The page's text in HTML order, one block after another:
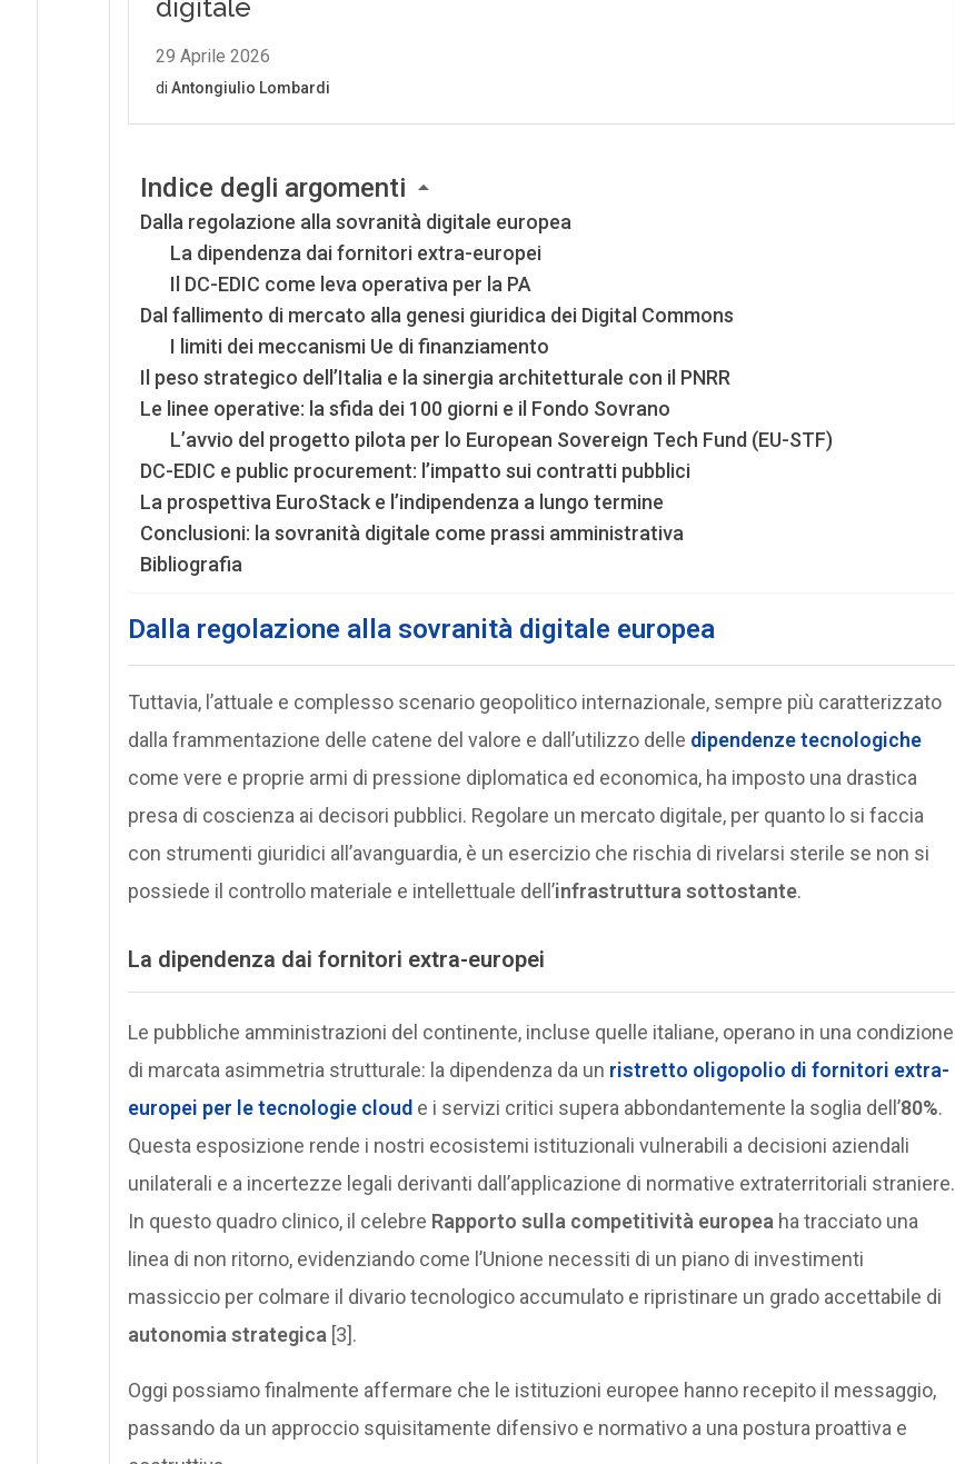
Indice degli argomenti
Dalla regolazione alla sovranità digitale europea
La dipendenza dai fornitori extra-europei
Il DC-EDIC come leva operativa per la PA
Dal fallimento di mercato alla genesi giuridica dei Digital Commons
I limiti dei meccanismi Ue di finanziamento
Il peso strategico dell’Italia e la sinergia architetturale con il PNRR
Le linee operative: la sfida dei 100 giorni e il Fondo Sovrano
L’avvio del progetto pilota per lo European Sovereign Tech Fund (EU-STF)
DC-EDIC e public procurement: l’impatto sui contratti pubblici
La prospettiva EuroStack e l’indipendenza a lungo termine
Conclusioni: la sovranità digitale come prassi amministrativa
Bibliografia
Dalla regolazione alla sovranità digitale europea
Tuttavia, l’attuale e complesso scenario geopolitico internazionale, sempre più caratterizzato
dalla frammentazione delle catene del valore e dall’utilizzo delle dipendenze tecnologiche
come vere e proprie armi di pressione diplomatica ed economica, ha imposto una drastica
presa di coscienza ai decisori pubblici. Regolare un mercato digitale, per quanto lo si faccia
con strumenti giuridici all’avanguardia, è un esercizio che rischia di rivelarsi sterile se non si
possiede il controllo materiale e intellettuale dell’infrastruttura sottostante.
La dipendenza dai fornitori extra-europei
Le pubbliche amministrazioni del continente, incluse quelle italiane, operano in una condizione
di marcata asimmetria strutturale: la dipendenza da un ristretto oligopolio di fornitori extra-
europei per le tecnologie cloude i servizi critici supera abbondantemente la soglia dell’80%.
Questa esposizione rende i nostri ecosistemi istituzionali vulnerabili a decisioni aziendali
unilaterali e a incertezze legali derivanti dall’applicazione di normative extraterritoriali straniere.
In questo quadro clinico, il celebre Rapporto sulla competitività europea ha tracciato una
linea di non ritorno, evidenziando come l’Unione necessiti di un piano di investimenti
massiccio per colmare il divario tecnologico accumulato e ripristinare un grado accettabile di
autonomia strategica [3].
Oggi possiamo finalmente affermare che le istituzioni europee hanno recepito il messaggio,
passando da un approccio squisitamente difensivo e normativo a una postura proattiva e